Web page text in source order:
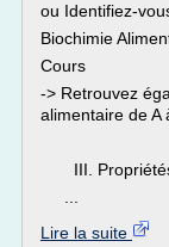
ou Identifiez-
Biochimie
Cours
-> Retrouvez
alimentaire de A
III. Propriétés
Lire la suite